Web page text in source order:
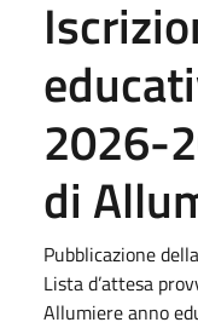
2026-
di
Pubblicazione
Lista d’attesa
Allumiere anno